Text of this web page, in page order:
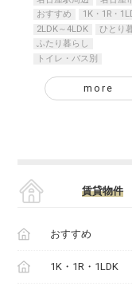
おすすめ
1K・1R・
2LDK～4LDK
ひとり
ふたり暮らし
トイレ・バス別
more
賃貸物件
おすすめ
1K・1R・1LDK